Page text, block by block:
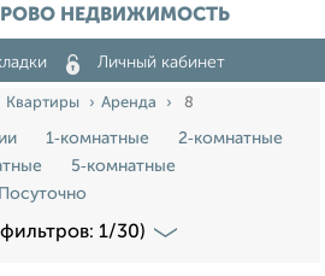
НЕДВИЖИМОСТЬ
Личный кабинет
Квартиры Аренда 8
1‑комнатные
2‑комнатные
5‑комнатные
Посуточно
1/30)